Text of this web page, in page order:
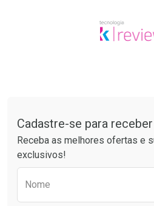
Cadastre-se para
Receba as melhores ofertas e
exclusivos!
Nome